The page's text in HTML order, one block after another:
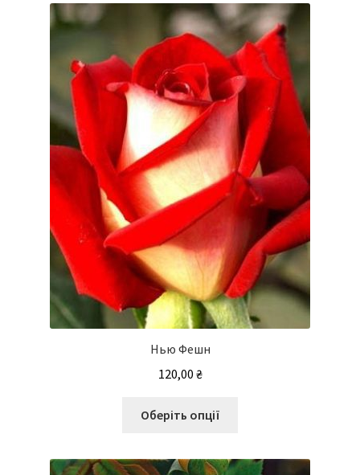
кілька
варіантів.
Параметри
можна
вибрати
на
сторінці
товару
Нью Фешн
120,00 ₴
Оберіть опції
кілька